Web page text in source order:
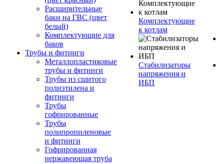
Расширительные
баки на ГВС (цвет
белый)
Комплектующие для
баков
Трубы и фитинги
Металлопластиковые
трубы и фитинги
Трубы из сшитого
полиэтилена и
фитинги
Трубы
гофрированные
Трубы
полипропиленовые
и фитинги
Гофрированная
нержавеющая труба
Комплектующие
к котлам
Стабилизаторы
напряжения и
ИБП